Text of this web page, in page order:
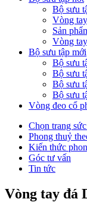
Bộ sưu
Vòng
Sản
Vòng
Bộ sưu tập mới
Bộ sưu
Bộ sưu
Bộ sưu
Bộ sưu
Vòng đeo cổ
Chọn trang
Phong thuỷ
Kiến thức
Góc tư vấn
Tin tức
Vòng tay đá